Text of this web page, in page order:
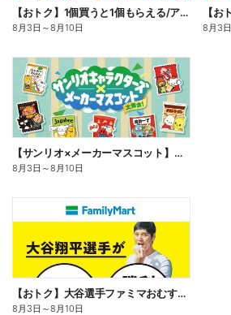
【おトク】1個買うと1個もらえる/アイス
8月3日 ～8月10日 8月3日
【サンリオ×メーカーマスコット】オリジナルグッズ貰える!
8月3日 ～8月10日
【おトク】大谷選手ファミマおむすび割
8月3日 ～8月10日